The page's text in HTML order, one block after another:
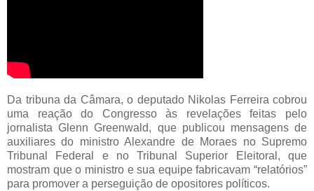
Da tribuna da Câmara, o deputado Nikolas Ferreira cobrou
uma reação do Congresso às revelações feitas pelo
jornalista Glenn Greenwald, que publicou mensagens de
auxiliares do ministro Alexandre de Moraes no Supremo
Tribunal Federal e no Tribunal Superior Eleitoral, que
mostram que o ministro e sua equipe fabricavam “relatórios”
para promover a perseguição de opositores políticos.